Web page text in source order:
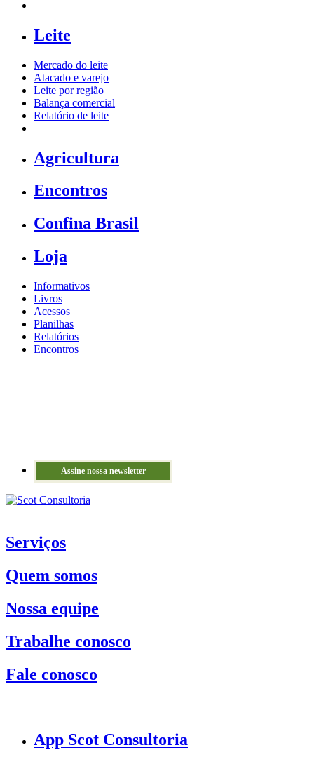
Leite
Mercado do leite
Atacado e varejo
Leite por região
Balança comercial
Relatório de leite
Agricultura
Encontros
Confina Brasil
Loja
Informativos
Livros
Acessos
Planilhas
Relatórios
Encontros
Assine nossa newsletter
Serviços
Quem somos
Nossa equipe
Trabalhe conosco
Fale conosco
App Scot Consultoria